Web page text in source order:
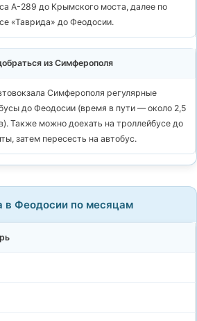
А-289 до Крымского моста, далее по
«Таврида» до Феодосии.
из Симферополя
Симферополя регулярные
до Феодосии (время в пути — около 2,5
Также можно доехать на троллейбусе до
затем пересесть на автобус.
в Феодосии по месяцам